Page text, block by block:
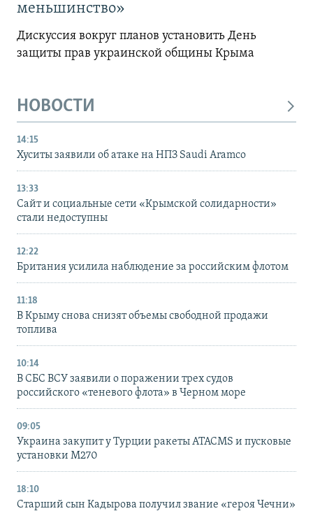
меньшинство»
Дискуссия вокруг планов установить День
защиты прав украинской общины Крыма
НОВОСТИ
14:15
Хуситы заявили об атаке на НПЗ Saudi Aramco
13:33
Сайт и социальные сети «Крымской солидарности»
стали недоступны
12:22
Британия усилила наблюдение за российским флотом
11:18
В Крыму снова снизят объемы свободной продажи
топлива
10:14
В СБС ВСУ заявили о поражении трех судов
российского «теневого флота» в Черном море
09:05
Украина закупит у Турции ракеты ATACMS и пусковые
установки M270
18:10
Старший сын Кадырова получил звание «героя Чечни»